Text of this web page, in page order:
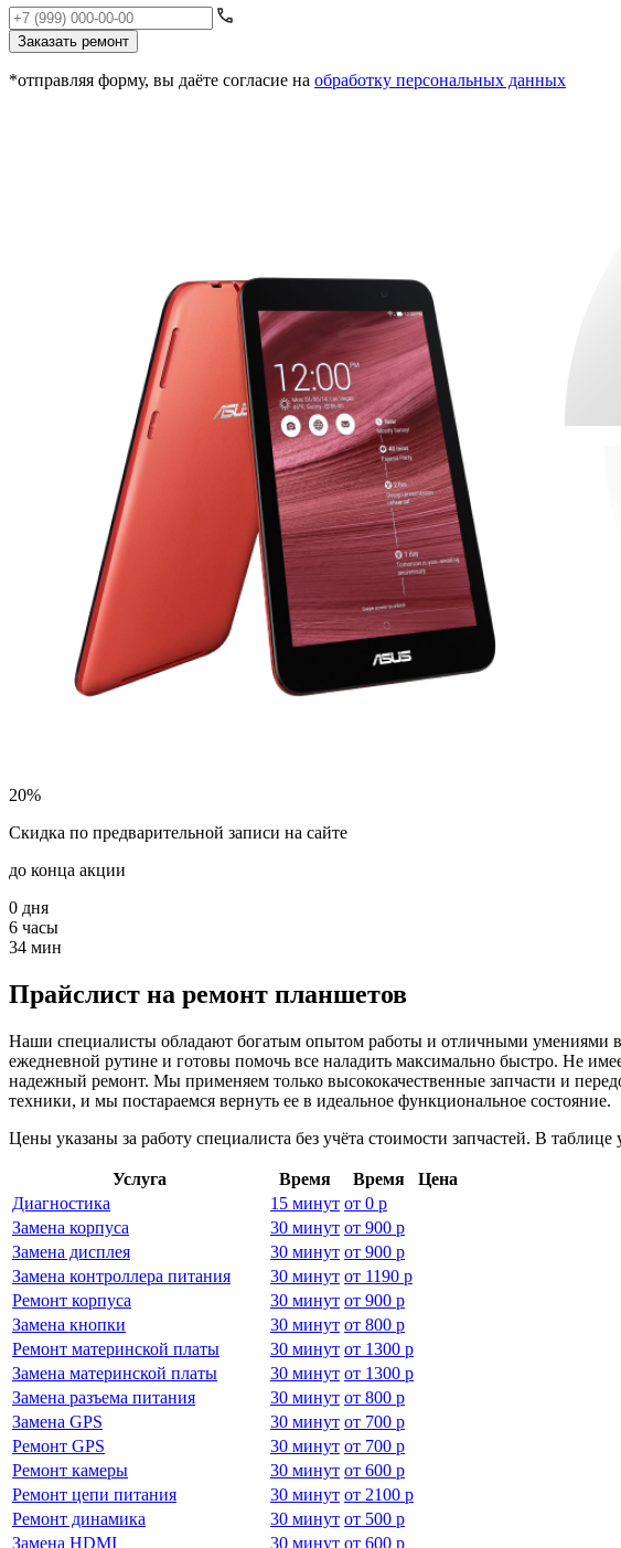
Заказать ремонт
*отправляя форму, вы даёте согласие на обработку персональных данных
20%
Скидка по предварительной записи на сайте
до конца акции
0 дня
6 часы
34 мин
Прайслист на ремонт планшетов
Наши специалисты обладают богатым опытом работы и отличными умениями в
ежедневной рутине и готовы помочь все наладить максимально быстро. Не
надежный ремонт. Мы применяем только высококачественные запчасти и
техники, и мы постараемся вернуть ее в идеальное функциональное состояние.
Цены указаны за работу специалиста без учёта стоимости запчастей. В
Услуга Время Время
Цена
Диагностика
15 минут от 0 р
Замена корпуса
30 минут от 900 р
Замена дисплея
30 минут от 900 р
Замена контроллера питания
30 минут от 1190 р
Ремонт корпуса
30 минут от 900 р
Замена кнопки
30 минут от 800 р
Ремонт материнской платы
30 минут от 1300 р
Замена материнской платы
30 минут от 1300 р
Замена разъема питания
30 минут от 800 р
Замена GPS
30 минут от 700 р
Ремонт GPS
30 минут от 700 р
Ремонт камеры
30 минут от 600 р
Ремонт цепи питания
30 минут от 2100 р
Ремонт динамика
30 минут от 500 р
Замена HDMI
30 минут от 600 р